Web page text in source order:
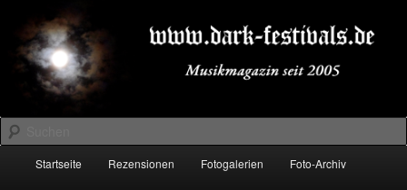
primären
Inhalt
springen
sekundären
Inhalt
springenDARK-FESTIVALS.DE
Suchen
Startseite Rezensionen Fotogalerien Foto-Archiv